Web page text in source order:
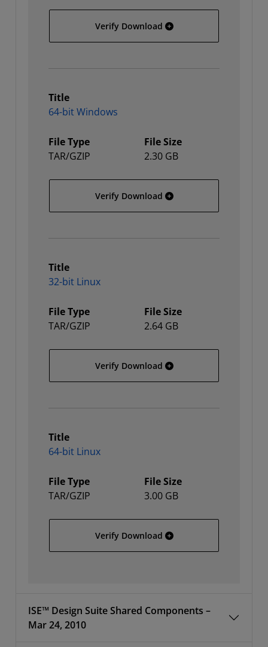
Verify Download 32-bit Windows
Title
64-bit Windows
File Type
TAR/GZIP
File Size
2.30 GB
Verify Download 64-bit Windows
Title
32-bit Linux
File Type
TAR/GZIP
File Size
2.64 GB
Verify Download 32-bit Linux
Title
64-bit Linux
File Type
TAR/GZIP
File Size
3.00 GB
Verify Download 64-bit Linux
ISE™ Design Suite Shared Components –
Mar 24, 2010